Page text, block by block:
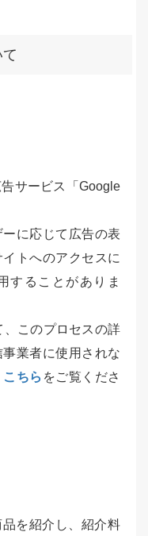
サービス「Google
に応じて広告の表
トへのアクセスに
することがありま
、このプロセスの詳
業者に使用されな
こちら をご覧くださ
を紹介し、紹介料